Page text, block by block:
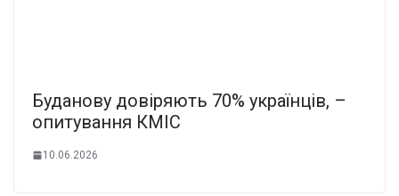
Буданову довіряють 70% українців, –
опитування КМІС
10.06.2026